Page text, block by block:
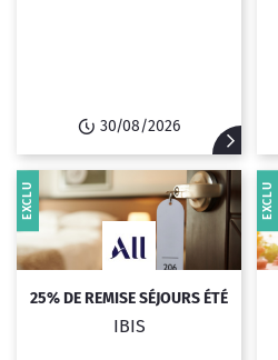
30/08/2026
25% DE REMISE SÉJOURS ÉTÉ
IBIS
EXCLU EXCLU